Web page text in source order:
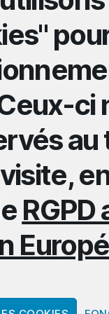
ci
au
pollués
AU